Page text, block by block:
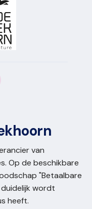
van
Op de beschikbare
"Betaalbare
wordt
heeft.